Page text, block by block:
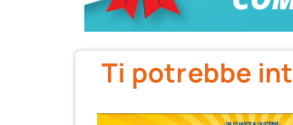
Ti potrebbe